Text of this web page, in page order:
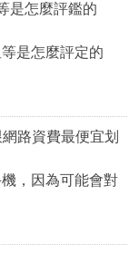
是怎麼評鑑的
是怎麼評定的
路資費最便宜划
，因為可能會對